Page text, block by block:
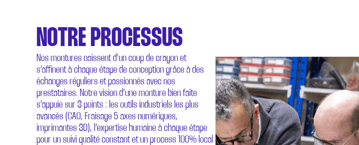
NOTRE PROCESSUS
Nos montures naissent d’un coup de crayon et
s’affinent à chaque étape de conception grâce à des
échanges réguliers et passionnés avec nos
prestataires. Notre vision d’une monture bien faite
s’appuie sur 3 points : les outils industriels les plus
avancés (CAO, Fraisage 5 axes numériques,
imprimantes 3D), l’expertise humaine à chaque étape
pour un suivi qualité constant et un process 100% local